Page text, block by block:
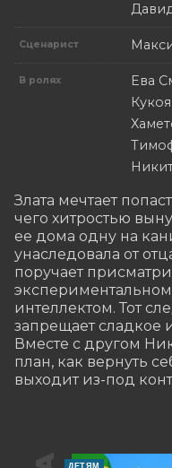
Сценарист
В ролях
Ева
Злата мечтает
чего хитростью
ее дома одну на
унаследовала от
поручает
интеллектом. Тот
запрещает сладкое
Вместе с другом
план, как вернуть
выходит из-под